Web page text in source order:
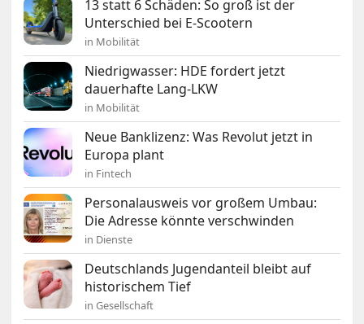
13 statt 6 Schäden: So groß ist der
Unterschied bei E-Scootern
in Mobilität
Niedrigwasser: HDE fordert jetzt
dauerhafte Lang-LKW
in Mobilität
Neue Banklizenz: Was Revolut jetzt in
Europa plant
in Fintech
Personalausweis vor großem Umbau:
Die Adresse könnte verschwinden
in Dienste
Deutschlands Jugendanteil bleibt auf
historischem Tief
in Gesellschaft